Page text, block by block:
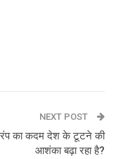
NEXT POST
का कदम देश के टूटने की
आशंका बढ़ा रहा है?